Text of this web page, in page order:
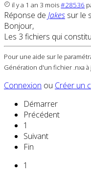
il y a 1 an 3 mois#28536
Réponse de Jakes sur le
Bonjour,
Les 3 fichiers qui
Pour une aide sur le
Génération d'un fichier .nxa
Connexion ou Créer un
Démarrer
Précédent
1
Suivant
Fin
1